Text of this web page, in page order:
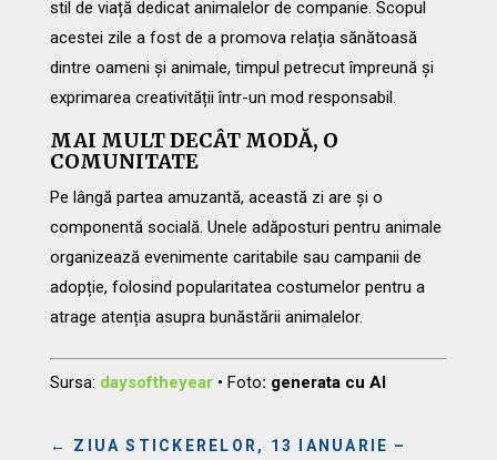
stil de viață dedicat animalelor de companie. Scopul
acestei zile a fost de a promova relația sănătoasă
dintre oameni și animale, timpul petrecut împreună și
exprimarea creativității într-un mod responsabil.
MAI MULT DECÂT MODĂ, O
COMUNITATE
Pe lângă partea amuzantă, această zi are și o
componentă socială. Unele adăposturi pentru animale
organizează evenimente caritabile sau campanii de
adopție, folosind popularitatea costumelor pentru a
atrage atenția asupra bunăstării animalelor.
Sursa: daysoftheyear• Foto: generata cu AI
← ZIUA STICKERELOR, 13 IANUARIE –